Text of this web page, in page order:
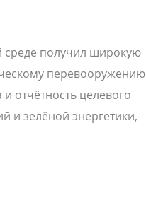
среде получил широкую
перевооружению
отчётность целевого
и зелёной энергетики,